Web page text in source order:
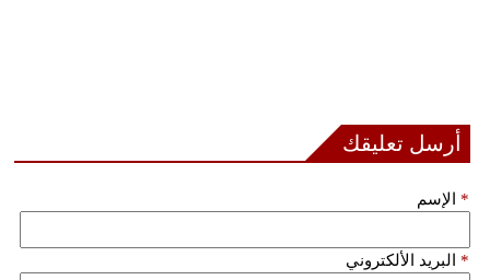
أرسل تعليقك
الإسم *
البريد الألكتروني *